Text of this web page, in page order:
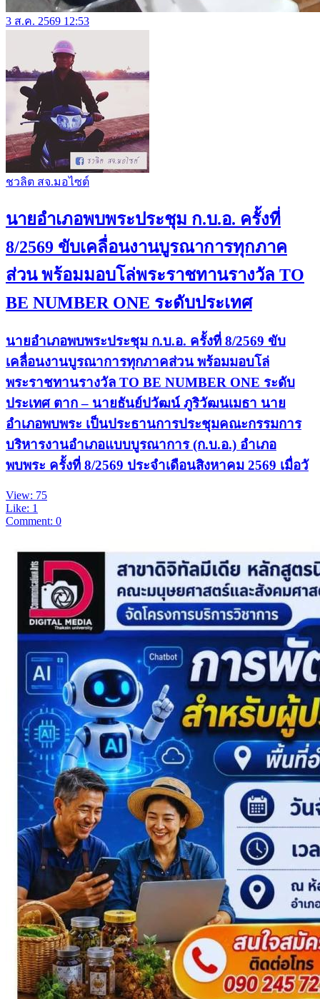
3 ส.ค. 2569 12:53
ชวลิต สจ.มอไซต์
นายอำเภอพบพระประชุม ก.บ.อ. ครั้งที่
8/2569 ขับเคลื่อนงานบูรณาการทุกภาค
ส่วน พร้อมมอบโล่พระราชทานรางวัล TO
BE NUMBER ONE ระดับประเทศ
นายอำเภอพบพระประชุม ก.บ.อ. ครั้งที่ 8/2569 ขับ
เคลื่อนงานบูรณาการทุกภาคส่วน พร้อมมอบโล่
พระราชทานรางวัล TO BE NUMBER ONE ระดับ
ประเทศ ตาก – นายธันย์ปวัฒน์ ภูริวัฒนเมธา นาย
อำเภอพบพระ เป็นประธานการประชุมคณะกรรมการ
บริหารงานอำเภอแบบบูรณาการ (ก.บ.อ.) อำเภอ
พบพระ ครั้งที่ 8/2569 ประจำเดือนสิงหาคม 2569 เมื่อวั
View: 75
Like: 1
Comment: 0